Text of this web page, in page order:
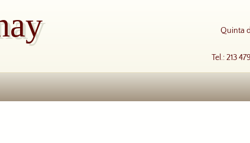
Quinta
Tel.: 213